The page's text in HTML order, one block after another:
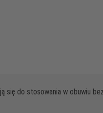
się do stosowania w obuwiu